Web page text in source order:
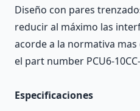
Diseño con pares
reducir al máximo las
acorde a la normativa
el part number PCU6-
Especificaciones